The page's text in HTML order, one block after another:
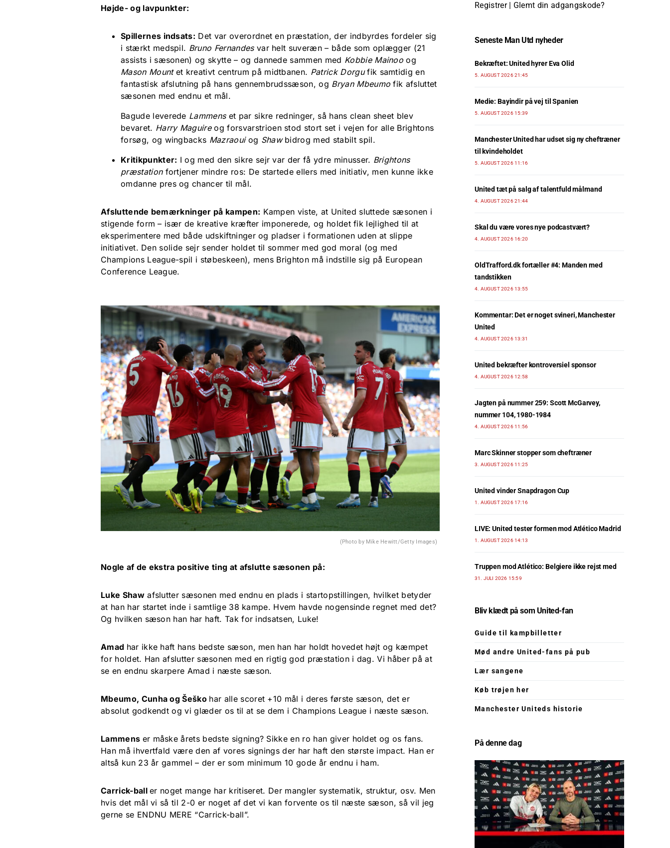
Højde- og lavpunkter:
Spillernes indsats: Det var overordnet en præstation, der indbyrdes fordeler sig
i stærkt medspil. Bruno Fernandesvar helt suveræn – både som oplægger (21
assists i sæsonen) og skytte – og dannede sammen med Kobbie Mainooog
Mason Mountet kreativt centrum på midtbanen. Patrick Dorgufik samtidig en
fantastisk afslutning på hans gennembrudssæson, og Bryan Mbeumo fik afsluttet
sæsonen med endnu et mål.
Bagude leverede Lammenset par sikre redninger, så hans clean sheet blev
bevaret. Harry Maguireog forsvarstrioen stod stort set i vejen for alle Brightons
forsøg, og wingbacks Mazraouiog Shawbidrog med stabilt spil.
Kritikpunkter: I og med den sikre sejr var der få ydre minusser. Brightons
præstationfortjener mindre ros: De startede ellers med initiativ, men kunne ikke
omdanne pres og chancer til mål.
Afsluttende bemærkninger på kampen: Kampen viste, at United sluttede sæsonen i
stigende form – især de kreative kræfter imponerede, og holdet fik lejlighed til at
eksperimentere med både udskiftninger og pladser i formationen uden at slippe
initiativet. Den solide sejr sender holdet til sommer med god moral (og med
Champions League-spil i støbeskeen), mens Brighton må indstille sig på European
Conference League.
(Photo by Mike Hewitt/Getty Images)
Nogle af de ekstra positive ting at afslutte sæsonen på:
Luke Shawafslutter sæsonen med endnu en plads i startopstillingen, hvilket betyder
at han har startet inde i samtlige 38 kampe. Hvem havde nogensinde regnet med det?
Og hvilken sæson han har haft. Tak for indsatsen, Luke!
Amad har ikke haft hans bedste sæson, men han har holdt hovedet højt og kæmpet
for holdet. Han afslutter sæsonen med en rigtig god præstation i dag. Vi håber på at
se en endnu skarpere Amad i næste sæson.
Mbeumo, Cunha og Šeško har alle scoret +10 mål i deres første sæson, det er
absolut godkendt og vi glæder os til at se dem i Champions League i næste sæson.
Lammens er måske årets bedste signing? Sikke en ro han giver holdet og os fans.
Han må ihvertfald være den af vores signings der har haft den største impact. Han er
altså kun 23 år gammel – der er som minimum 10 gode år endnu i ham.
Carrick-baller noget mange har kritiseret. Der mangler systematik, struktur, osv. Men
hvis det mål vi så til 2-0 er noget af det vi kan forvente os til næste sæson, så vil jeg
gerne se ENDNU MERE “Carrick-ball”.
Registrer| Glemt din adgangskode?
Seneste Man Utd nyheder
Bekræftet: United hyrer Eva Olid
5. AUGUST 2026 21:45
Medie: Bayindir på vej til Spanien
5. AUGUST 2026 15:39
Manchester United har udset sig ny cheftræner
til kvindeholdet
5. AUGUST 2026 11:16
United tæt på salg af talentfuld målmand
4. AUGUST 2026 21:44
Skal du være vores nye podcastvært?
4. AUGUST 2026 16:20
OldTrafford.dk fortæller #4: Manden med
tandstikken
4. AUGUST 2026 13:55
Kommentar: Det er noget svineri, Manchester
United
4. AUGUST 2026 13:31
United bekræfter kontroversiel sponsor
4. AUGUST 2026 12:58
Jagten på nummer 259: Scott McGarvey,
nummer 104, 1980-1984
4. AUGUST 2026 11:56
Marc Skinner stopper som cheftræner
3. AUGUST 2026 11:25
United vinder Snapdragon Cup
1. AUGUST 2026 17:16
LIVE: United tester formen mod Atlético Madrid
1. AUGUST 2026 14:13
Truppen mod Atlético: Belgiere ikke rejst med
31. JULI 2026 15:59
Bliv klædt på som United-fan
Guide til kampbilletter
Mød andre United-fans på pub
Lær sangene
Køb trøjen her
Manchester Uniteds historie
På denne dag